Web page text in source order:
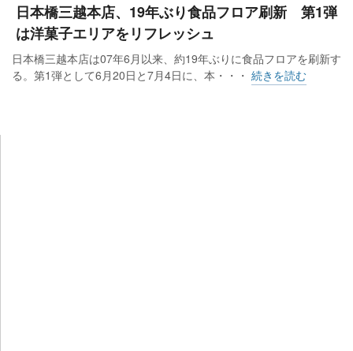
日本橋三越本店、19年ぶり食品フロア刷新 第1弾
は洋菓子エリアをリフレッシュ
日本橋三越本店は07年6月以来、約19年ぶりに食品フロアを刷新す
る。第1弾として6月20日と7月4日に、本・・・ 続きを読む